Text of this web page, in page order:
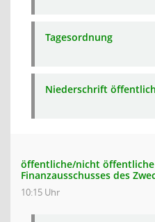
Tagesordnung
Niederschrift öffentlich
öffentliche/nicht öffentliche
Finanzausschusses des
10:15 Uhr